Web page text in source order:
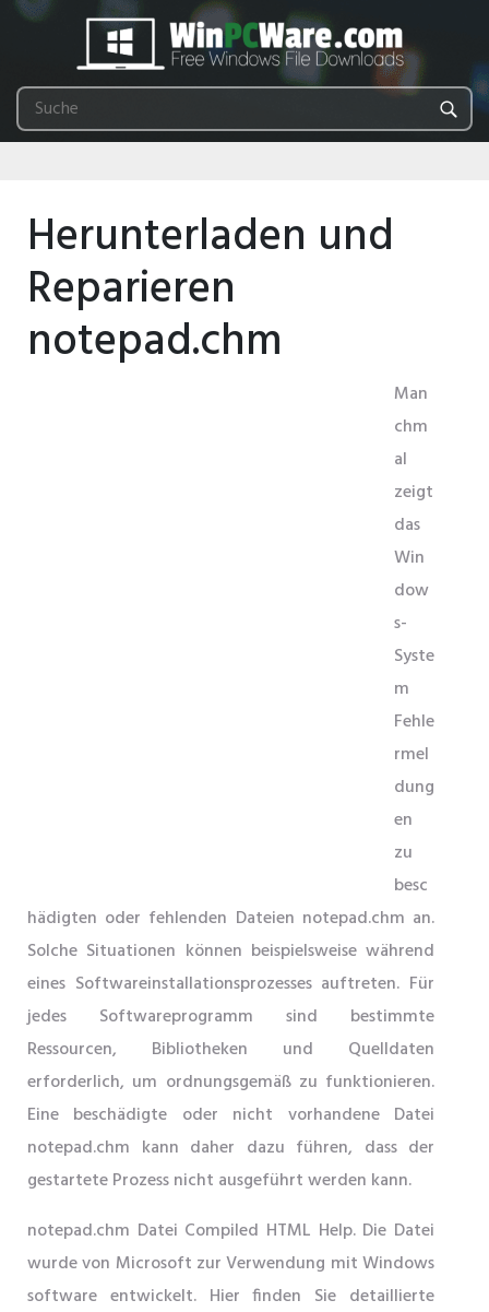
Herunterladen und
Reparieren
notepad.chm
Man
chm
al
zeigt
das
Win
dow
s-
Syste
m
Fehle
rmel
dung
en
zu
besc
hädigten oder fehlenden Dateien notepad.chm an.
Solche Situationen können beispielsweise während
eines Softwareinstallationsprozesses auftreten. Für
jedes Softwareprogramm sind bestimmte
Ressourcen, Bibliotheken und Quelldaten
erforderlich, um ordnungsgemäß zu funktionieren.
Eine beschädigte oder nicht vorhandene Datei
notepad.chm kann daher dazu führen, dass der
gestartete Prozess nicht ausgeführt werden kann.
notepad.chm Datei Compiled HTML Help. Die Datei
wurde von Microsoft zur Verwendung mit Windows
software entwickelt. Hier finden Sie detaillierte